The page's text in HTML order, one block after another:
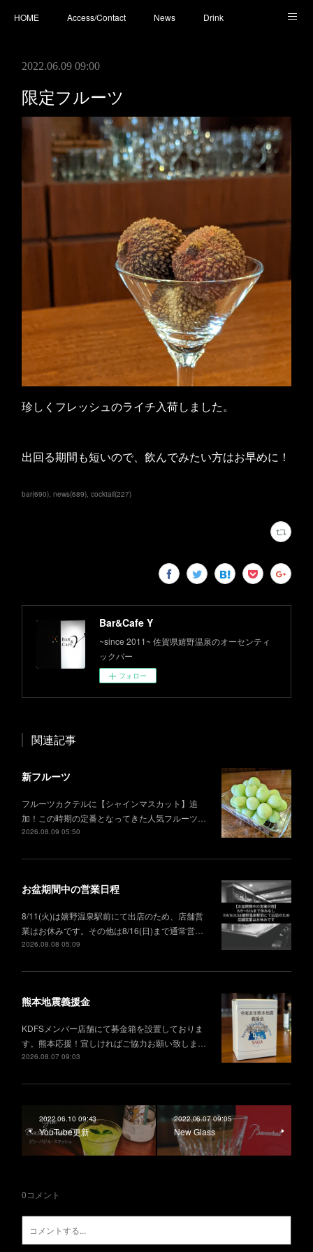
HOME Access/Contact News Drink
2022.06.09 09:00
限定フルーツ
珍しくフレッシュのライチ入荷しました。
出回る期間も短いので、飲んでみたい方はお早めに！
bar(690) news(689) cocktail(227)
Bar&Cafe Y
~since 2011~ 佐賀県嬉野温泉のオーセンティ
ックバー
フォロー
関連記事
新フルーツ
フルーツカクテルに【シャインマスカット】追
加！この時期の定番となってきた人気フルーツ…
2026.08.09 05:50
お盆期間中の営業日程
8/11(火)は嬉野温泉駅前にて出店のため、店舗営
業はお休みです。その他は8/16(日)まで通常営…
2026.08.08 05:09
熊本地震義援金
KDFSメンバー店舗にて募金箱を設置しておりま
す。熊本応援！宜しければご協力お願い致しま…
2026.08.07 09:03
2022.06.10 09:43
YouTube更新
2022.06.07 09:05
New Glass
0コメント